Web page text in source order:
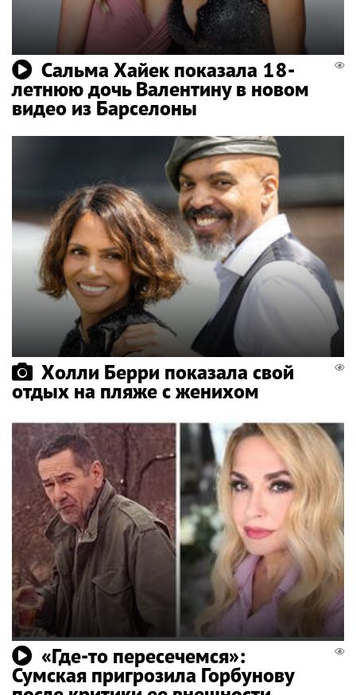
Сальма Хайек показала 18-
летнюю дочь Валентину в новом
видео из Барселоны
Холли Берри показала свой
отдых на пляже с женихом
«Где-то пересечемся»:
Сумская пригрозила Горбунову